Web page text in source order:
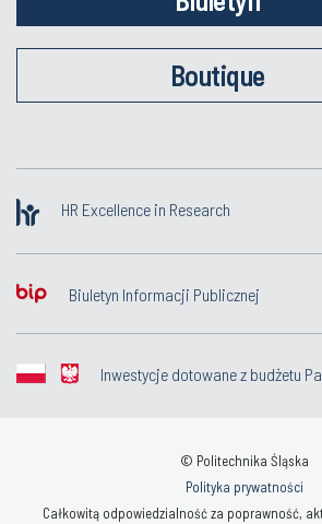
Boutique
HR Excellence in Research
Biuletyn Informacji Publicznej
Inwestycje dotowane z budżetu
© Politechnika Śląska
Polityka prywatności
Całkowitą odpowiedzialność za poprawność,